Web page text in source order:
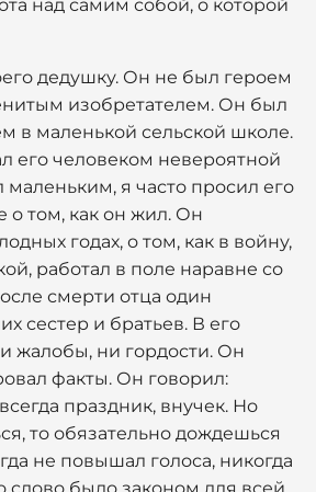
над самим собой, о которой
дедушку. Он не был героем
изобретателем. Он был
в маленькой сельской школе.
его человеком невероятной
маленьким, я часто просил его
о том, как он жил. Он
годах, о том, как в войну,
работал в поле наравне со
смерти отца один
сестер и братьев. В его
жалобы, ни гордости. Он
факты. Он говорил:
праздник, внучек. Но
то обязательно дождешься
не повышал голоса, никогда